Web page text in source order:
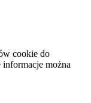
cookie do
można